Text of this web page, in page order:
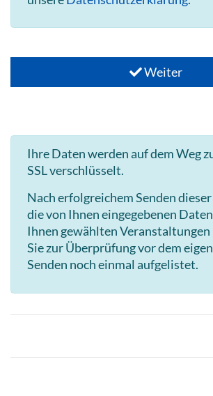
Weiter
Ihre Daten werden auf dem Weg
SSL verschlüsselt.
Nach erfolgreichem Senden
die von Ihnen eingegebenen
Ihnen gewählten
Sie zur Überprüfung vor dem
Senden noch einmal aufgelistet.